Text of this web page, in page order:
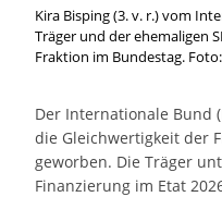
Kira Bisping (3. v. r.) vom
Träger und der ehemaligen
Fraktion im Bundestag.
Der Internationale Bund
die Gleichwertigkeit der
geworben. Die Träger
Finanzierung im Etat